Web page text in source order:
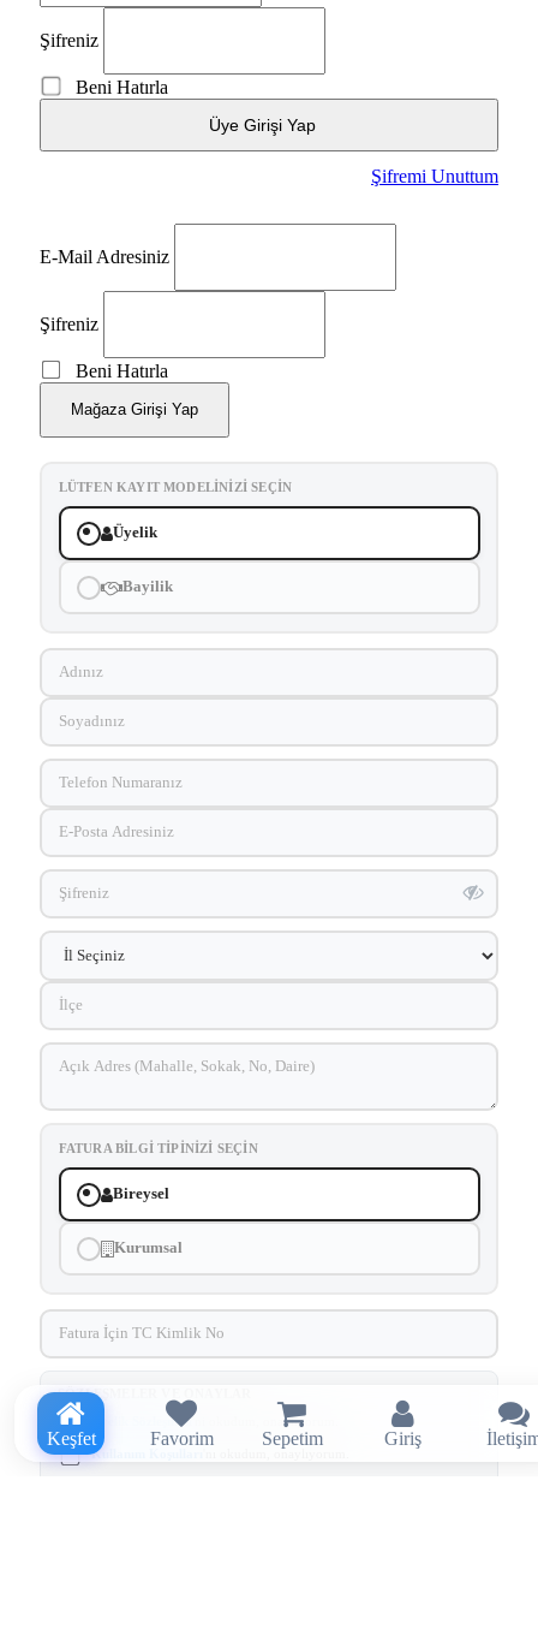
Şifreniz
Beni Hatırla
Üye Girişi Yap
Şifremi Unuttum
E-Mail Adresiniz
Şifreniz
Beni Hatırla
Mağaza Girişi Yap
LÜTFEN KAYIT MODELINIZI SEÇIN
Üyelik
Bayilik
FATURA BILGI TIPINIZI SEÇIN
Bireysel
Kurumsal
SÖZLEŞMELER VE ONAYLAR
Üyelik Sözleşmesi'ni okudum, onaylıyorum.
Kullanım Koşulları 'nı okudum, onaylıyorum.
Keşfet Favorim Sepetim Giriş